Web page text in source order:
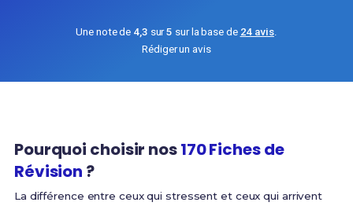
Une note de 4,3 sur5 sur la base de 24 avis.
Rédiger un avis
Pourquoi choisir nos170 Fiches de
Révision ?
La différence entre ceux qui stressent et ceux qui arrivent